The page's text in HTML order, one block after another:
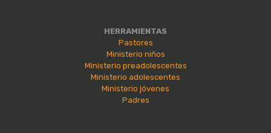
HERRAMIENTAS
Pastores
Ministerio niños
Ministerio preadolescentes
Ministerio adolescentes
Ministerio jóvenes
Padres